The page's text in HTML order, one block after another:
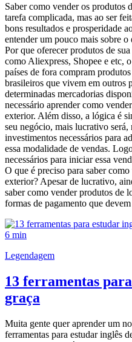
Saber como vender os produtos
tarefa complicada, mas ao ser
bons resultados e prosperidade
entender um pouco mais sobre
Por que oferecer produtos de
como Aliexpress, Shopee e etc,
países de fora compram
brasileiros que vivem em outros
determinadas mercadorias
necessário aprender como
exterior. Além disso, a lógica é
seu negócio, mais lucrativo será,
investimentos necessários para
essa modalidade de vendas.
necessários para iniciar essa
O que é preciso para saber
exterior? Apesar de lucrativo,
saber como vender produtos de
formas de pagamento que
6 min
Legendagem
13 ferramentas
graça
Muita gente quer aprender um
ferramentas para estudar inglês